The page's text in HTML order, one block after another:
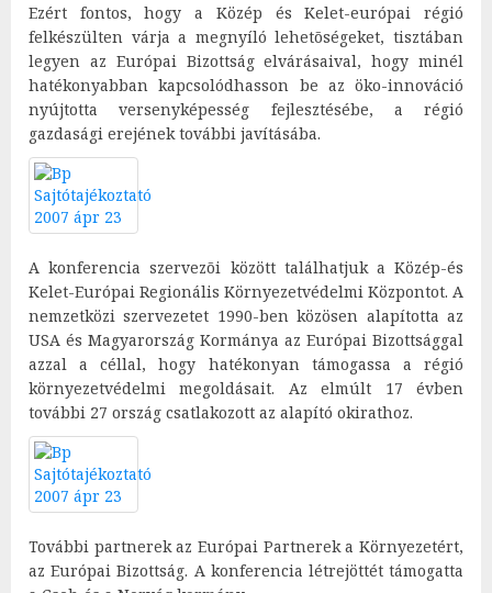
Ezért fontos, hogy a Közép és Kelet-európai régió
felkészülten várja a megnyíló lehetõségeket, tisztában
legyen az Európai Bizottság elvárásaival, hogy minél
hatékonyabban kapcsolódhasson be az öko-innováció
nyújtotta versenyképesség fejlesztésébe, a régió
gazdasági erejének további javításába.
A konferencia szervezõi között találhatjuk a Közép-és
Kelet-Európai Regionális Környezetvédelmi Központot. A
nemzetközi szervezetet 1990-ben közösen alapította az
USA és Magyarország Kormánya az Európai Bizottsággal
azzal a céllal, hogy hatékonyan támogassa a régió
környezetvédelmi megoldásait. Az elmúlt 17 évben
további 27 ország csatlakozott az alapító okirathoz.
További partnerek az Európai Partnerek a Környezetért,
az Európai Bizottság. A konferencia létrejöttét támogatta